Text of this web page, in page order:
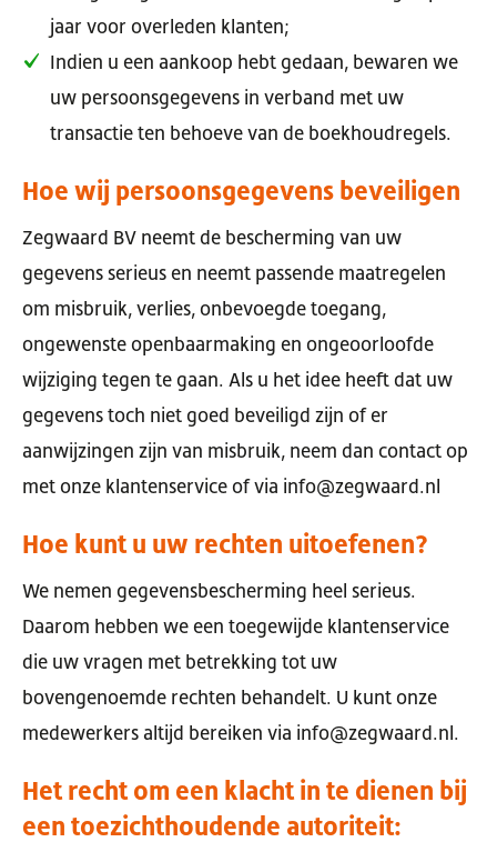
jaar voor overleden klanten;
Indien u een aankoop hebt gedaan, bewaren we
uw persoonsgegevens in verband met uw
transactie ten behoeve van de boekhoudregels.
Hoe wij persoonsgegevens beveiligen
Zegwaard BV neemt de bescherming van uw
gegevens serieus en neemt passende maatregelen
om misbruik, verlies, onbevoegde toegang,
ongewenste openbaarmaking en ongeoorloofde
wijziging tegen te gaan. Als u het idee heeft dat uw
gegevens toch niet goed beveiligd zijn of er
aanwijzingen zijn van misbruik, neem dan contact op
met onze klantenservice of via info@zegwaard.nl
Hoe kunt u uw rechten uitoefenen?
We nemen gegevensbescherming heel serieus.
Daarom hebben we een toegewijde klantenservice
die uw vragen met betrekking tot uw
bovengenoemde rechten behandelt. U kunt onze
medewerkers altijd bereiken via info@zegwaard.nl.
Het recht om een klacht in te dienen bij
een toezichthoudende autoriteit: